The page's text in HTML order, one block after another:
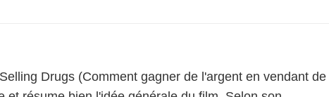
Drugs (Comment gagner de l'argent en vendant de